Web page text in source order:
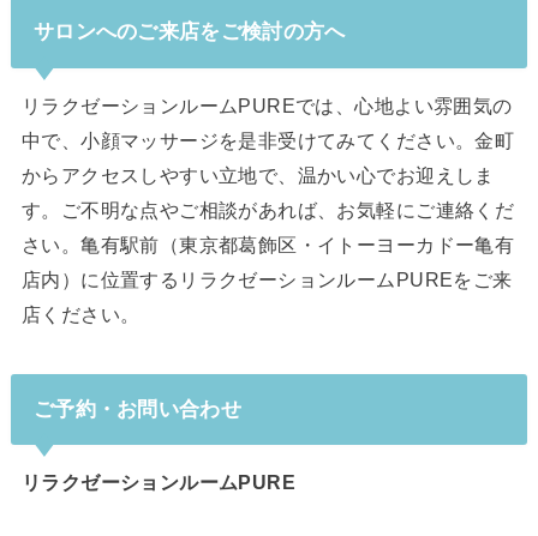
サロンへのご来店をご検討の方へ
リラクゼーションルームPUREでは、心地よい雰囲気の
中で、小顔マッサージを是非受けてみてください。金町
からアクセスしやすい立地で、温かい心でお迎えしま
す。ご不明な点やご相談があれば、お気軽にご連絡くだ
さい。亀有駅前（東京都葛飾区・イトーヨーカドー亀有
店内）に位置するリラクゼーションルームPUREをご来
店ください。
ご予約・お問い合わせ
リラクゼーションルームPURE